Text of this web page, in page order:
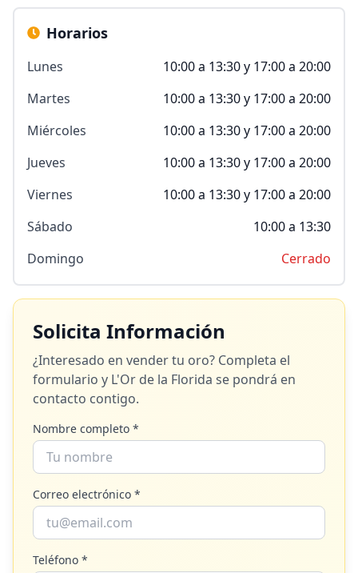
Horarios
Lunes
10:00 a 13:30 y 17:00 a 20:00
Martes
10:00 a 13:30 y 17:00 a 20:00
Miércoles
10:00 a 13:30 y 17:00 a 20:00
Jueves
10:00 a 13:30 y 17:00 a 20:00
Viernes
10:00 a 13:30 y 17:00 a 20:00
Sábado
10:00 a 13:30
Domingo
Cerrado
Solicita Información
¿Interesado en vender tu oro? Completa el
formulario y L'Or de la Florida se pondrá en
contacto contigo.
Nombre completo *
Correo electrónico *
Teléfono *